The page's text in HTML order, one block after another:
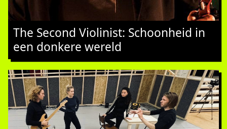
The Second Violinist: Schoonheid in
een donkere wereld